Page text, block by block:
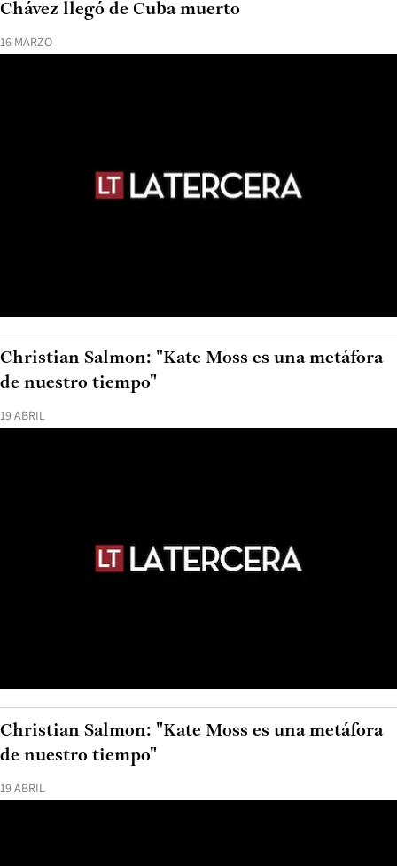
16 MARZO
Chávez llegó de Cuba muerto
19 ABRIL
Christian Salmon: "Kate Moss es una metáfora
de nuestro tiempo"
19 ABRIL
Christian Salmon: "Kate Moss es una metáfora
de nuestro tiempo"